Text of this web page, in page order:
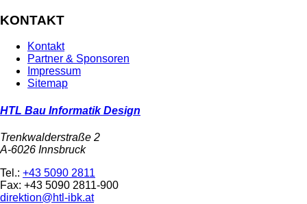
KONTAKT
Kontakt
Partner & Sponsoren
Impressum
Sitemap
HTL Bau Informatik Design
Trenkwalderstraße 2
A-6026 Innsbruck
Tel.: +43 5090 2811
Fax: +43 5090 2811-900
direktion@htl-ibk.at